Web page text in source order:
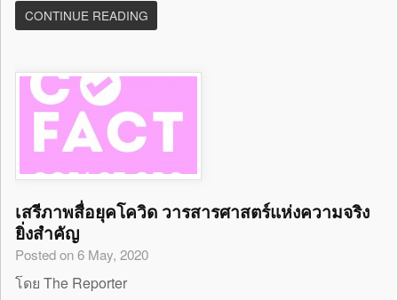
CONTINUE READING
เสรีภาพสื่อยุคโควิด วารสารศาสตร์แห่งความจริง
ยิ่งสำคัญ
Posted on 6 May, 2020
โดย The Reporter